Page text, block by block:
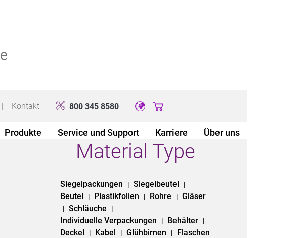
| Kontakt 800 345 8580 Original image URL link
Produkte Service und Support Karriere Über uns
Material Type
Siegelpackungen | Siegelbeutel |
Beutel | Plastikfolien | Rohre | Gläser
| Schläuche |
Individuelle Verpackungen | Behälter |
Deckel | Kabel | Glühbirnen | Flaschen